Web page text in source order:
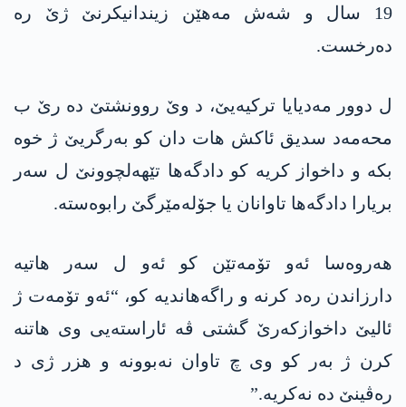
19 سال و شەش مەھێن زیندانیکرنێ ژێ رە
دەرخست.
ل دوور مەدیایا ترکیەیێ، د وێ روونشتێ دە رێ ب
محەمەد سدیق ئاکش ھات دان کو بەرگریێ ژ خوە
بکە و داخواز کریە کو دادگەھا تێھەلچوونێ ل سەر
بریارا دادگەھا تاوانان یا جۆلەمێرگێ رابوەستە.
ھەروەسا ئەو تۆمەتێن کو ئەو ل سەر ھاتیە
دارزاندن رەد کرنە و راگەھاندیە کو، “ئەو تۆمەت ژ
ئالیێ داخوازکەرێ گشتی ڤە ئاراستەیی وی ھاتنە
کرن ژ بەر کو وی چ تاوان نەبوونە و ھزر ژی د
رەڤینێ دە نەکریە.”